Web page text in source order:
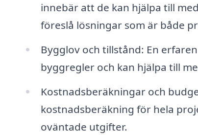
innebär att de kan hjälpa till
föreslå lösningar som är både
Bygglov och tillstånd: En
byggregler och kan hjälpa till
Kostnadsberäkningar och
kostnadsberäkning för hela
oväntade utgifter.